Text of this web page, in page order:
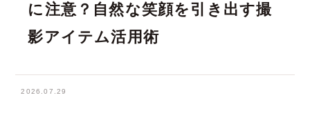
に注意？自然な笑顔を引き出す撮
影アイテム活用術
2026.07.29